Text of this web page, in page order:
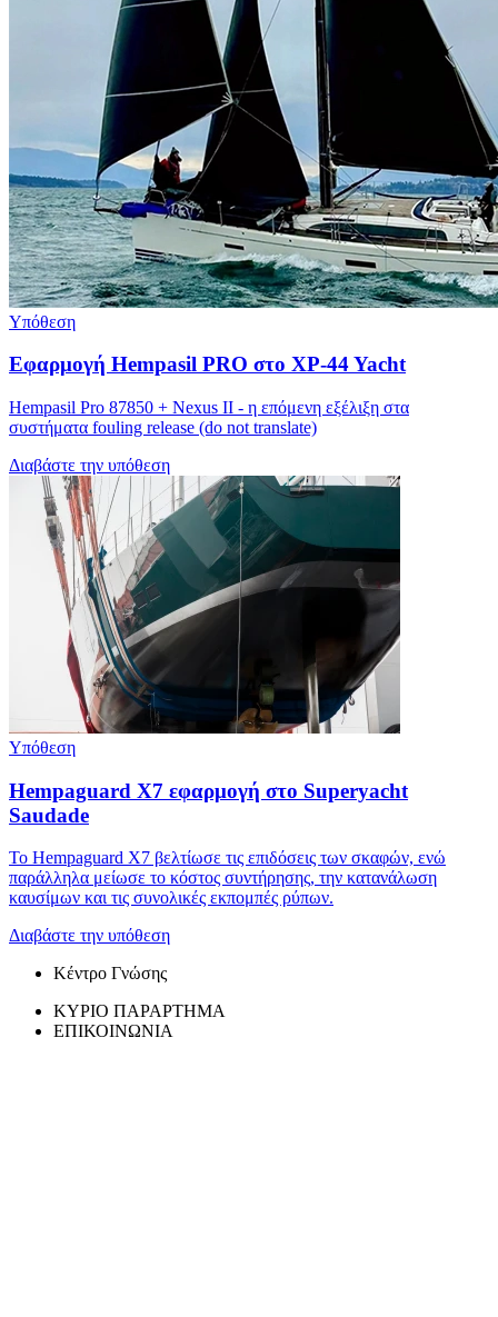
Υπόθεση
Εφαρμογή Hempasil PRO στο XP-44 Yacht
Hempasil Pro 87850 + Nexus II - η επόμενη εξέλιξη στα
συστήματα fouling release (do not translate)
Διαβάστε την υπόθεση
Υπόθεση
Hempaguard X7 εφαρμογή στο Superyacht
Saudade
Το Hempaguard X7 βελτίωσε τις επιδόσεις των σκαφών, ενώ
παράλληλα μείωσε το κόστος συντήρησης, την κατανάλωση
καυσίμων και τις συνολικές εκπομπές ρύπων.
Διαβάστε την υπόθεση
Κέντρο Γνώσης
ΚΥΡΙΟ ΠΑΡΑΡΤΗΜΑ
ΕΠΙΚΟΙΝΩΝΙΑ